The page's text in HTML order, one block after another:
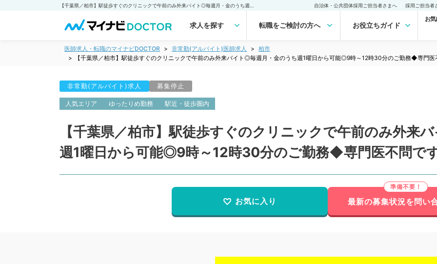
自治体・公共団体採用ご担当者さまへ 採用ご担当者
求人を探す 転職をご検討の方へ お役立ちガイド
お
医師求人・転職のマイナビDOCTOR 非常勤(アルバイト)医師求人
柏市
【千葉県／柏市】駅徒歩すぐのクリニックで午前のみ外来バイト◎毎週月・金のうち週1曜日から可能◎9時～12時30分のご勤務◆専門医
非常勤(アルバイト)求人 募集停止
人気エリア ゆったりめ勤務 駅近・徒歩圏内
【千葉県／柏市】駅徒歩すぐのクリニックで午前のみ外来
週1曜日から可能◎9時～12時30分のご勤務◆専門医不問で
お気に入り 最新の募集状況を問い